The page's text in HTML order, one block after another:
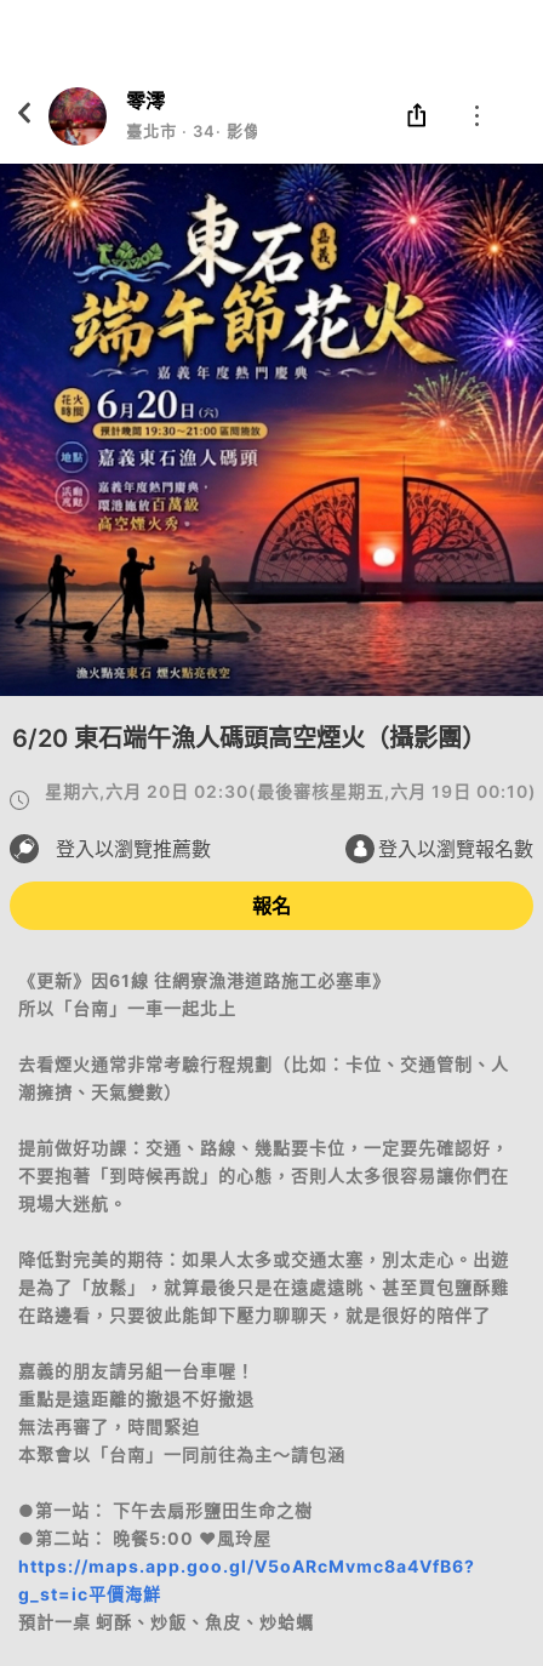
零澪
臺北市 ‧ 34‧ 影像創作
6/20 東石端午漁人碼頭高空煙火（攝影團）
星期六,六月 20日 02:30(最後審核星期五,六月 19日 00:10)
登入以瀏覽推薦數 登入以瀏覽報名數
報名
《更新》因61線 往網寮漁港道路施工必塞車》
所以「台南」一車一起北上
去看煙火通常非常考驗行程規劃（比如：卡位、交通管制、人
潮擁擠、天氣變數）
提前做好功課：交通、路線、幾點要卡位，一定要先確認好，
不要抱著「到時候再說」的心態，否則人太多很容易讓你們在
現場大迷航。
降低對完美的期待：如果人太多或交通太塞，別太走心。出遊
是為了「放鬆」，就算最後只是在遠處遠眺、甚至買包鹽酥雞
在路邊看，只要彼此能卸下壓力聊聊天，就是很好的陪伴了
嘉義的朋友請另組一台車喔！
重點是遠距離的撤退不好撤退
無法再審了，時間緊迫
本聚會以「台南」一同前往為主～請包涵
●第一站： 下午去扇形鹽田生命之樹
●第二站： 晚餐5:00 ♥風玲屋
https://maps.app.goo.gl/V5oARcMvmc8a4VfB6?
g_st=ic平價海鮮
預計一桌 蚵酥、炒飯、魚皮、炒蛤蠣